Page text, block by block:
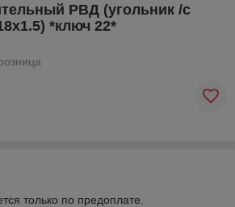
РВД (угольник /с
*ключ 22*
только по предоплате.